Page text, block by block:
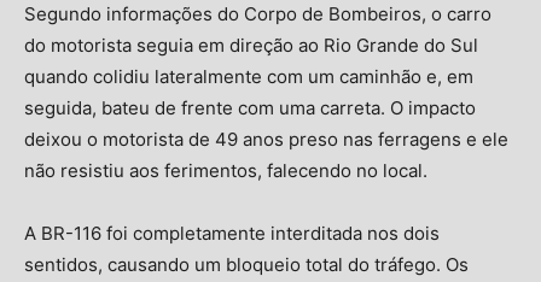
Segundo informações do Corpo de Bombeiros, o carro
do motorista seguia em direção ao Rio Grande do Sul
quando colidiu lateralmente com um caminhão e, em
seguida, bateu de frente com uma carreta. O impacto
deixou o motorista de 49 anos preso nas ferragens e ele
não resistiu aos ferimentos, falecendo no local.
A BR-116 foi completamente interditada nos dois
sentidos, causando um bloqueio total do tráfego. Os